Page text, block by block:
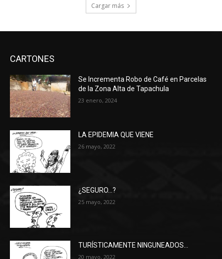
Cargar más
CARTONES
Se Incrementa Robo de Café en Parcelas
de la Zona Alta de Tapachula
23 enero, 2024
LA EPIDEMIA QUE VIENE
26 mayo, 2022
¿SEGURO…?
25 mayo, 2022
TURÍSTICAMENTE NINGUNEADOS…
20 mayo, 2022